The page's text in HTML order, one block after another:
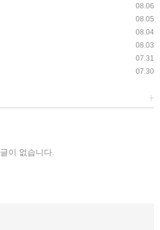
08.06
08.05
08.04
08.03
07.31
07.30
+
글이 없습니다.